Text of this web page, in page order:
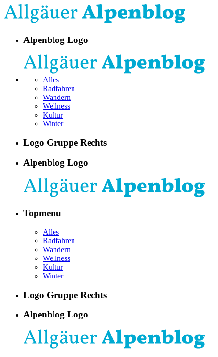
Alpenblog Logo
Alles
Radfahren
Wandern
Wellness
Kultur
Winter
Logo Gruppe Rechts
Alpenblog Logo
Topmenu
Alles
Radfahren
Wandern
Wellness
Kultur
Winter
Logo Gruppe Rechts
Alpenblog Logo